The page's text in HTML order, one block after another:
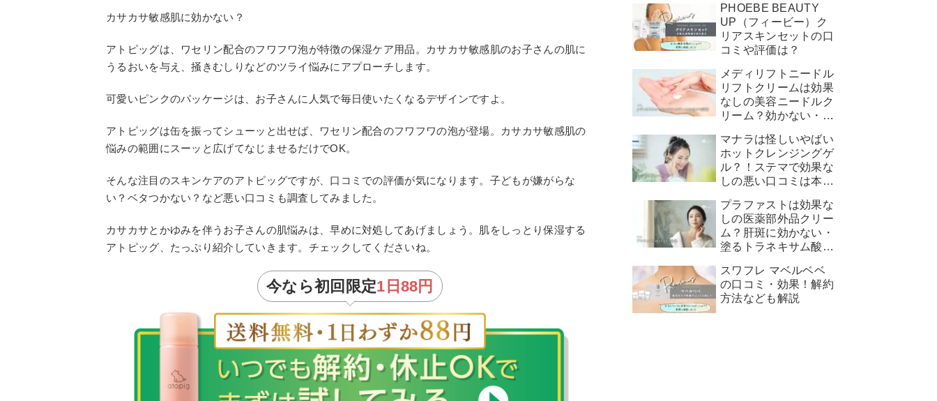
カサカサ敏感肌に効かない？
アトピッグは、ワセリン配合のフワフワ泡が特徴の保湿ケア用品。カサカサ敏感肌のお子さんの肌に
うるおいを与え、掻きむしりなどのツライ悩みにアプローチします。
可愛いピンクのパッケージは、お子さんに人気で毎日使いたくなるデザインですよ。
アトピッグは缶を振ってシューッと出せば、ワセリン配合のフワフワの泡が登場。カサカサ敏感肌の
悩みの範囲にスーッと広げてなじませるだけでOK。
そんな注目のスキンケアのアトピッグですが、口コミでの評価が気になります。子どもが嫌がらな
い？ベタつかない？など悪い口コミも調査してみました。
カサカサとかゆみを伴うお子さんの肌悩みは、早めに対処してあげましょう。肌をしっとり保湿する
アトピッグ、たっぷり紹介していきます。チェックしてくださいね。
今なら初回限定1日88円
PHOEBE BEAUTY
UP（フィービー）ク
リアスキンセットの口
コミや評価は？
メディリフトニードル
リフトクリームは効果
なしの美容ニードルク
リーム？効かない・痛
価が本当なのか調査！
マナラは怪しいやばい
ホットクレンジングゲ
ル？！ステマで効果な
しの悪い口コミは本当
プラファストは効果な
しの医薬部外品クリー
ム？肝斑に効かない・
塗るトラネキサム酸は
真実なのか調査！
スワフレ マベルベベ
の口コミ・効果！解約
方法なども解説